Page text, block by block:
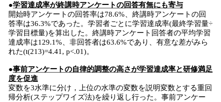
●学習達成率が終講時アンケートの回答有無にも寄与
開始時アンケートの回答率は78.6%、終講時アンケートの回
答率は36.3%であった。学習者ごとに学習達成率(最終学習量÷
学習目標量)を算出した。終講時アンケート回答者の平均学習
達成率は129.1%、非回答者は63.6%であり、有意な差がみら
れた(t(213)=4.41, p<.01)。
●事前アンケートの自律的調整の高さが学習達成率と研修満足
度を促進
変数を3水準に分け，上位の水準の変数を説明変数とする重回
帰分析(ステップワイズ法)を繰り返し行った。事前アンケー